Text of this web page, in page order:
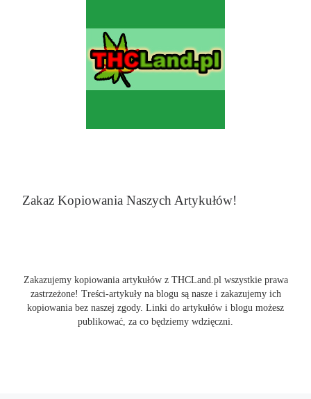
Zakaz Kopiowania Naszych Artykułów!
Zakazujemy kopiowania artykułów z THCLand.pl wszystkie prawa
zastrzeżone! Treści-artykuły na blogu są nasze i zakazujemy ich
kopiowania bez naszej zgody. Linki do artykułów i blogu możesz
publikować, za co będziemy wdzięczni.